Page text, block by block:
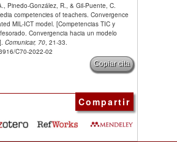
Pinedo-González, R., & Gil-Puente, C.
competencies of teachers. Convergence
MIL-ICT model. [Competencias TIC y
Convergencia hacia un modelo
Comunicar, 70, 21-33.
C70-2022-02
Copiar cita
Compartir